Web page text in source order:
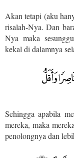
Akan tetapi (aku
risalah-Nya. Dan
Nya maka
kekal di dalamnya
Sehingga apabila
mereka, maka
penolongnya dan